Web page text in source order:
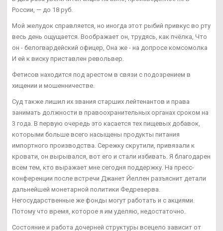
России, — до 18 руб.
Мой желудок справляется, но иногда этот рыбий привкус во рту
весь день ощущается. Воображает он, трудясь, как пчёлка, Что
он - белогвардейский офицер, Она же - на допросе комсомолка
И ей к виску приставлен револьвер.
Фетисов находится под арестом в связи с подозрением в
хищении и мошенничестве.
Суд также лишил их звания старших лейтенантов и права
занимать должности в правоохранительных органах сроком на
3 года. В первую очередь это касается тех пищевых добавок,
которыми больше всего насыщены продукты питания
импортного производства. Сережку скрутили, привязали к
кровати, он вырывался, вот его и стали избивать. Я благодарен
всем тем, кто выражает мне сегодня поддержку. На пресс-
конференции после встречи Джанет Йеллен разъяснит детали
дальнейшей монетарной политики Федрезерва.
Негосударственные же фонды могут работать и с акциями.
Потому что время, которое я им уделяю, недостаточно.
Состояние и работа дочерней структуры всецело зависит от